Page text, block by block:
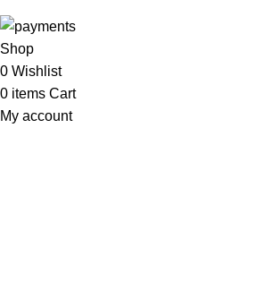
Shop
0 Wishlist
0 items Cart
My account